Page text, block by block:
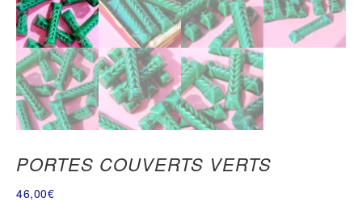
PORTES COUVERTS VERTS
46,00€